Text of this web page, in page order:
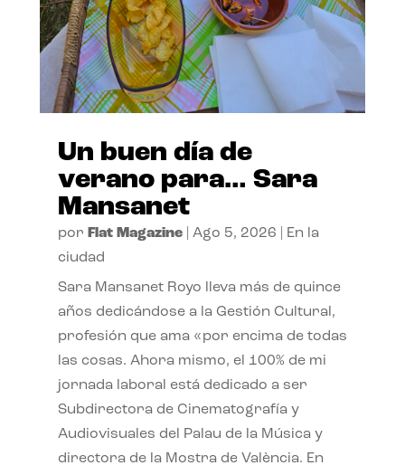
Un buen día de
verano para… Sara
Mansanet
por Flat Magazine| Ago 5, 2026
En la
ciudad
Sara Mansanet Royo lleva más de quince
años dedicándose a la Gestión Cultural,
profesión que ama «por encima de todas
las cosas. Ahora mismo, el 100% de mi
jornada laboral está dedicado a ser
Subdirectora de Cinematografía y
Audiovisuales del Palau de la Música y
directora de la Mostra de València. En